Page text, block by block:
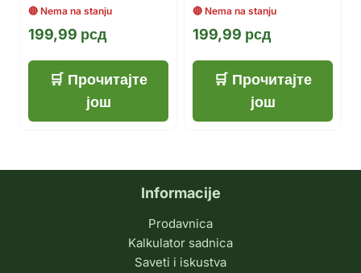
199,99 рсд
Прочитајте
још
199,99 рсд
Прочитајте
још
Informacije
Prodavnica
Kalkulator sadnica
Saveti i iskustva